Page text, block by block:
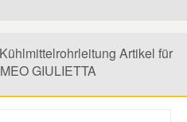
Artikel für
GIULIETTA